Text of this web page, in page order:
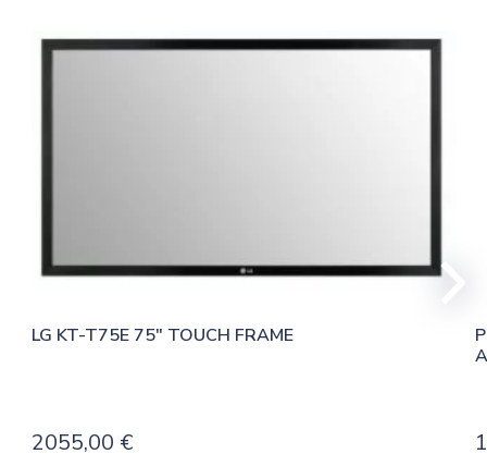
LG KT-T75E 75″ TOUCH FRAME
2055,00 €